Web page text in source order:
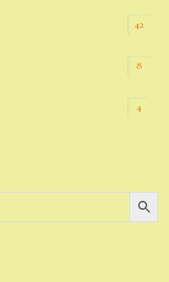
42
8
4